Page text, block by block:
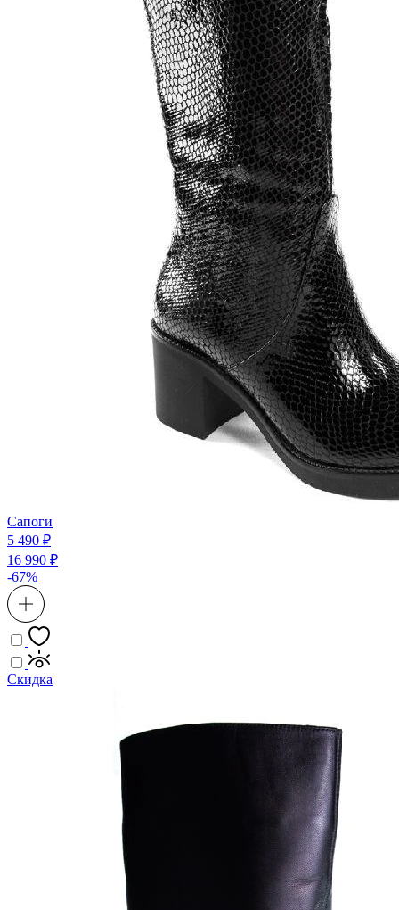
Сапоги
5 490 ₽
16 990 ₽
-67%
Скидка